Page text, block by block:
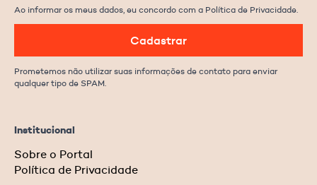
Institucional
Sobre o Portal
Política de Privacidade
Ao informar os meus dados, eu concordo com a Política de Privacidade.
Cadastrar
Prometemos não utilizar suas informações de contato para enviar
qualquer tipo de SPAM.